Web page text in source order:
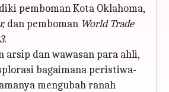
pemboman Kota Oklahoma,
dan pemboman World Trade
arsip dan wawasan para ahli,
bagaimana peristiwa-
mengubah ranah